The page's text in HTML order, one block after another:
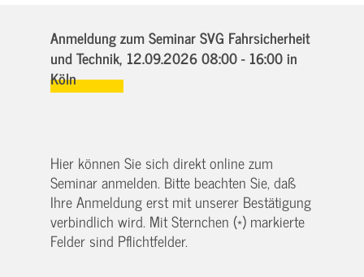
Anmeldung zum Seminar SVG Fahrsicherheit
und Technik, 12.09.2026 08:00 - 16:00in
Köln
Hier können Sie sich direkt online zum
Seminar anmelden. Bitte beachten Sie, daß
Ihre Anmeldung erst mit unserer Bestätigung
verbindlich wird. Mit Sternchen (*) markierte
Felder sind Pflichtfelder.